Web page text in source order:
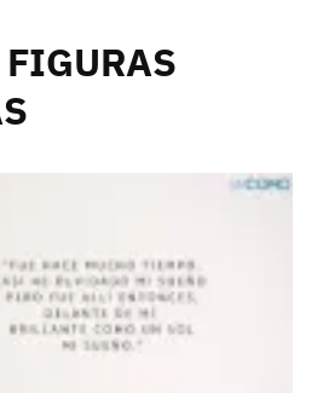
FIGURAS